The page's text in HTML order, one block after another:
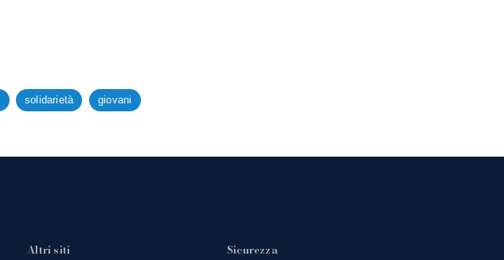
solidarietà giovani
Altri siti Sicurezza